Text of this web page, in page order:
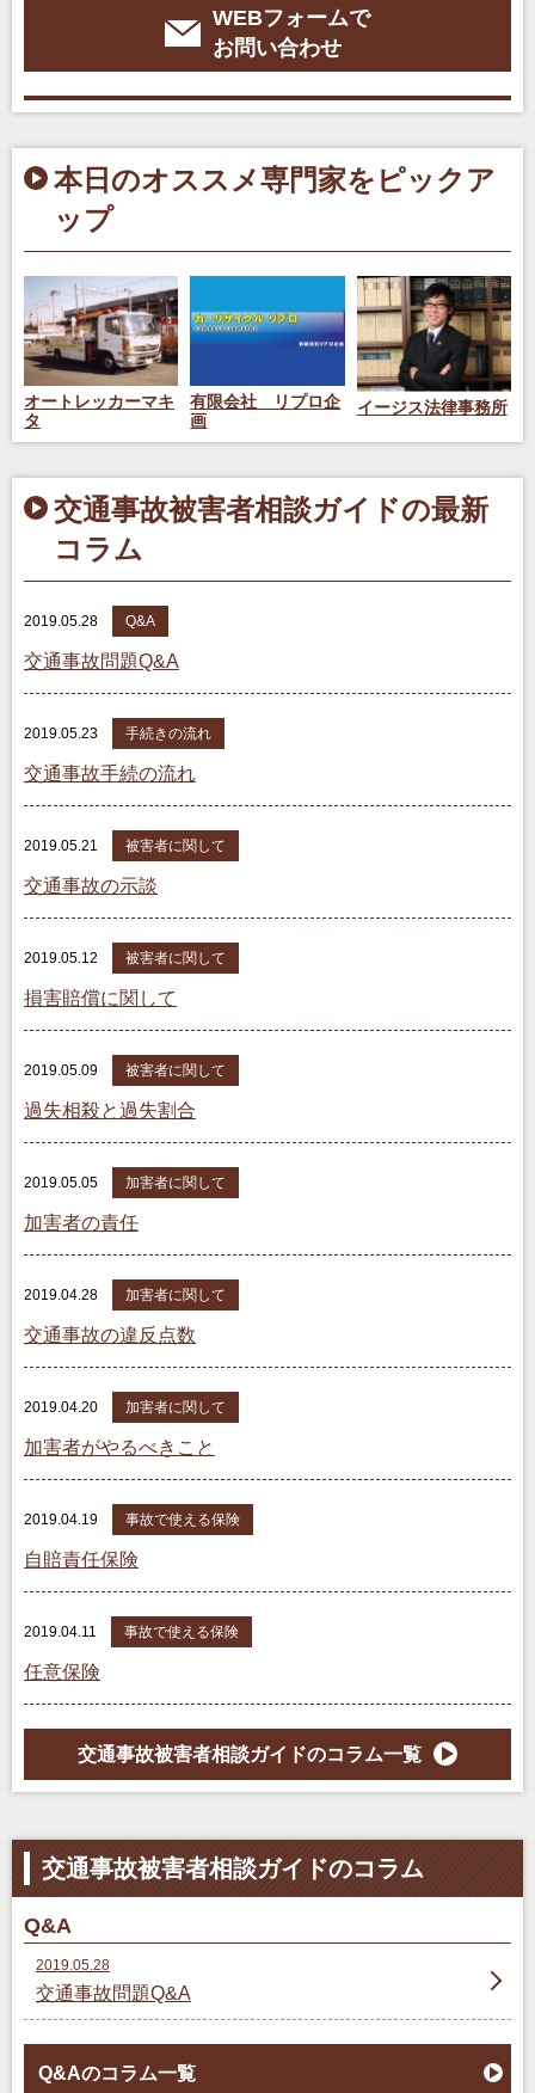
WEBフォームで
お問い合わせ
本日のオススメ専門家をピックア
ップ
オートレッカーマキ
タ
有限会社 リプロ企
画
イージス法律事務所
交通事故被害者相談ガイドの最新
コラム
2019.05.28 Q&A
交通事故問題Q&A
2019.05.23 手続きの流れ
交通事故手続の流れ
2019.05.21 被害者に関して
交通事故の示談
2019.05.12 被害者に関して
損害賠償に関して
2019.05.09 被害者に関して
過失相殺と過失割合
2019.05.05 加害者に関して
加害者の責任
2019.04.28 加害者に関して
交通事故の違反点数
2019.04.20 加害者に関して
加害者がやるべきこと
2019.04.19 事故で使える保険
自賠責任保険
2019.04.11 事故で使える保険
任意保険
交通事故被害者相談ガイドのコラム一覧
交通事故被害者相談ガイドのコラム
Q&A
2019.05.28
交通事故問題Q&A
Q&Aのコラム一覧